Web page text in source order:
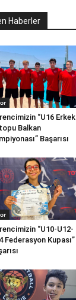
Haberler
“U16 Erkek
Balkan
Başarısı
“U10-U12-
Federasyon Kupası”